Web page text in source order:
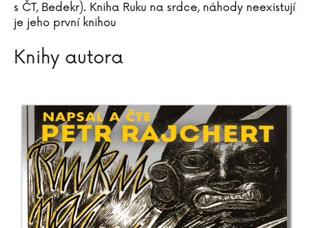
s ČT, Bedekr). Kniha Ruku na srdce, náhody neexistují
je jeho první knihou
Knihy autora